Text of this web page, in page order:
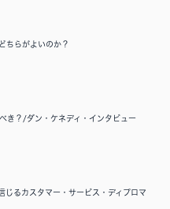
ちらがよいのか？
き？/ダン・ケネディ・インタビュー
じるカスタマー・サービス・ディプロマ